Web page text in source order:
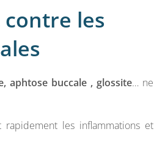
contre les
aphtose buccale , glossite… ne
rapidement les inflammations et